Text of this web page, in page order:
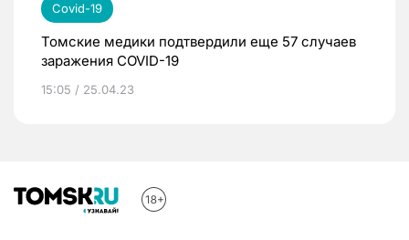
Covid-19
Томские медики подтвердили еще 57 случаев
заражения COVID-19
15:05 / 25.04.23